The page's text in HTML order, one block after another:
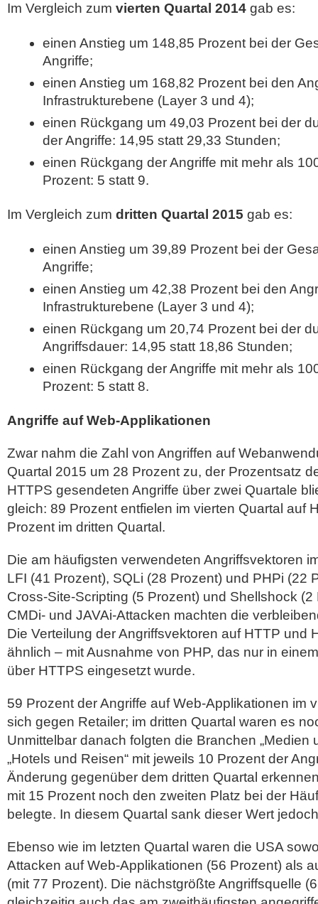
Im Vergleich zum vierten Quartal 2014 gab es:
einen Anstieg um 148,85 Prozent bei der
Angriffe;
einen Anstieg um 168,82 Prozent bei den
Infrastrukturebene (Layer 3 und 4);
einen Rückgang um 49,03 Prozent bei der
der Angriffe: 14,95 statt 29,33 Stunden;
einen Rückgang der Angriffe mit mehr als
Prozent: 5 statt 9.
Im Vergleich zum dritten Quartal 2015 gab es:
einen Anstieg um 39,89 Prozent bei der
Angriffe;
einen Anstieg um 42,38 Prozent bei den
Infrastrukturebene (Layer 3 und 4);
einen Rückgang um 20,74 Prozent bei der
Angriffsdauer: 14,95 statt 18,86 Stunden;
einen Rückgang der Angriffe mit mehr als
Prozent: 5 statt 8.
Angriffe auf Web-Applikationen
Zwar nahm die Zahl von Angriffen auf
Quartal 2015 um 28 Prozent zu, der Prozentsatz
HTTPS gesendeten Angriffe über zwei Quartale
gleich: 89 Prozent entfielen im vierten Quartal auf
Prozent im dritten Quartal.
Die am häufigsten verwendeten Angriffsvektoren
LFI (41 Prozent), SQLi (28 Prozent) und PHPi (22
Cross-Site-Scripting (5 Prozent) und Shellshock (2
CMDi- und JAVAi-Attacken machten die
Die Verteilung der Angriffsvektoren auf HTTP und
ähnlich – mit Ausnahme von PHP, das nur in
über HTTPS eingesetzt wurde.
59 Prozent der Angriffe auf Web-Applikationen im
sich gegen Retailer; im dritten Quartal waren es
Unmittelbar danach folgten die Branchen „Medien
„Hotels und Reisen“ mit jeweils 10 Prozent der
Änderung gegenüber dem dritten Quartal
mit 15 Prozent noch den zweiten Platz bei der
belegte. In diesem Quartal sank dieser Wert
Ebenso wie im letzten Quartal waren die USA
Attacken auf Web-Applikationen (56 Prozent) als
(mit 77 Prozent). Die nächstgrößte Angriffsquelle